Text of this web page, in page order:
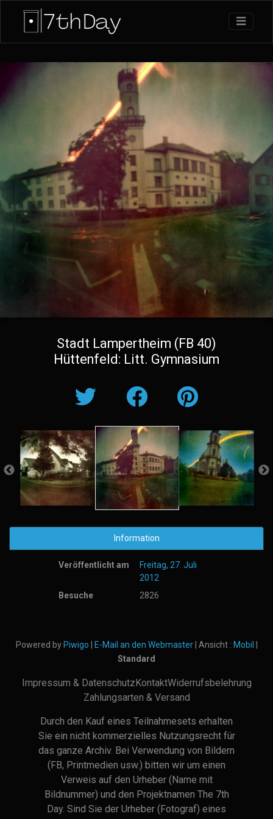
Stadt Lampertheim (FB 40)
Hüttenfeld: Litt. Gymnasium
Information
Veröffentlicht am
Freitag, 27. Juli
2012
Besuche
2826
Powered by Piwigo E-Mail an den Webmaster| Ansicht : Mobil
Standard
Impressum & Datenschutz KontaktWiderrufsbelehrung
Zahlungsarten & Versand
Durch den Kauf eines Teilnahmesets erhalten
Sie ein nicht kommerzielles Nutzungsrecht für
das ganze Archiv. Bei Verwendung von Bildern
(FB, Printmedien usw.) bitten wir um einen
Verweis auf den Urheber (Name mit
Bildnummer) und den Projektnamen The 7th
Day. Sind Sie der Urheber (Fotograf) eines